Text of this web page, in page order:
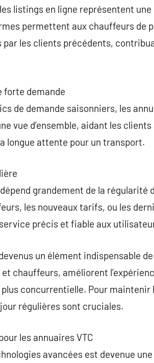
listings en ligne représentent
permettent aux chauffeurs de
par les clients précédents,
forte demande
de demande saisonniers, les
vue d’ensemble, aidant les
longue attente pour un transport.
grandement de la régularité
les nouveaux tarifs, ou les
précis et fiable aux
un élément indispensable
chauffeurs, améliorent
concurrentielle. Pour
régulières sont cruciales.
les annuaires VTC
avancées est devenue